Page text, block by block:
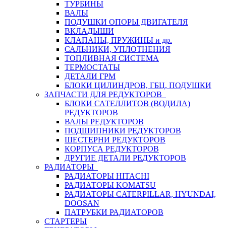
ТУРБИНЫ
ВАЛЫ
ПОДУШКИ ОПОРЫ ДВИГАТЕЛЯ
ВКЛАДЫШИ
КЛАПАНЫ, ПРУЖИНЫ и др.
САЛЬНИКИ, УПЛОТНЕНИЯ
ТОПЛИВНАЯ СИСТЕМА
ТЕРМОСТАТЫ
ДЕТАЛИ ГРМ
БЛОКИ ЦИЛИНДРОВ, ГБЦ, ПОДУШКИ
ЗАПЧАСТИ ДЛЯ РЕДУКТОРОВ
БЛОКИ САТЕЛЛИТОВ (ВОДИЛА)
РЕДУКТОРОВ
ВАЛЫ РЕДУКТОРОВ
ПОДШИПНИКИ РЕДУКТОРОВ
ШЕСТЕРНИ РЕДУКТОРОВ
КОРПУСА РЕДУКТОРОВ
ДРУГИЕ ДЕТАЛИ РЕДУКТОРОВ
РАДИАТОРЫ
РАДИАТОРЫ HITACHI
РАДИАТОРЫ KOMATSU
РАДИАТОРЫ CATERPILLAR, HYUNDAI,
DOOSAN
ПАТРУБКИ РАДИАТОРОВ
СТАРТЕРЫ